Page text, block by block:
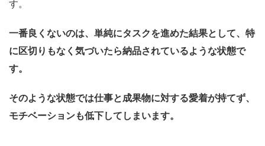
す。
一番良くないのは、単純にタスクを進めた結果として、特
に区切りもなく気づいたら納品されているような状態で
す。
そのような状態では仕事と成果物に対する愛着が持てず、
モチベーションも低下してしまいます。